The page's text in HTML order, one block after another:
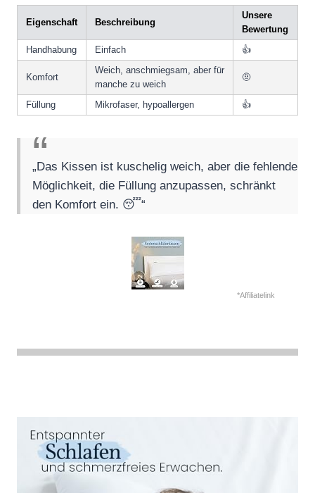
Eigenschaft Beschreibung
Unsere
Bewertung
Handhabung
Einfach 👍
Komfort
Weich, anschmiegsam, aber für
manche zu weich
🤨
Füllung Mikrofaser, hypoallergen 👍
„Das Kissen ist kuschelig weich, aber die fehlende
Möglichkeit, die Füllung anzupassen, schränkt
den Komfort ein. 😴“
*Affiliatelink